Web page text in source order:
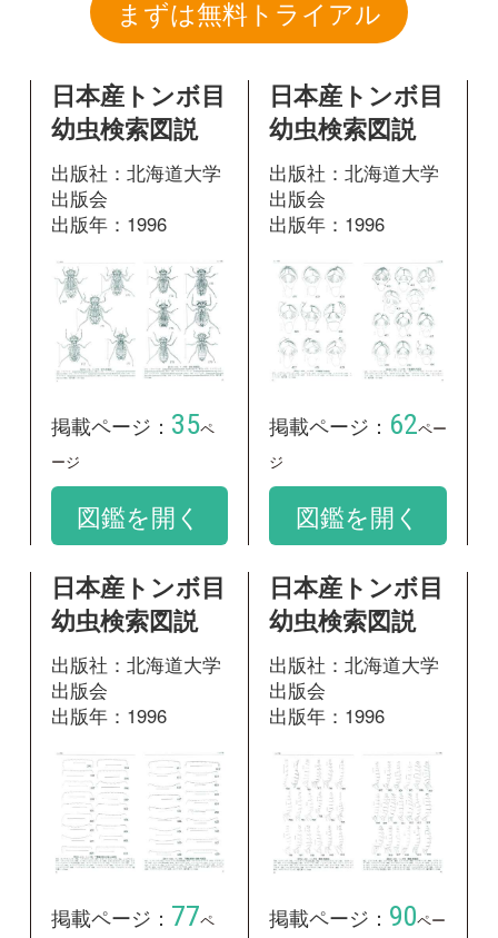
出版年：1996
掲載ページ：35ペ
ージ
図鑑を開く
出版年：1996
掲載ページ：62ペー
図鑑を開く
日本産トンボ目
幼虫検索図説
出版社：北海道大学
出版年：1996
掲載ページ：77ペ
ージ
図鑑を開く
日本産トンボ目
幼虫検索図説
出版社：北海道大学
出版年：1996
掲載ページ：90 ペー
図鑑を開く
日本産トンボ目
幼虫検索図説
出版社：北海道大学
出版会
出版年：1996
日本産トンボ目
幼虫検索図説
出版社：北海道大学
出版年：1996